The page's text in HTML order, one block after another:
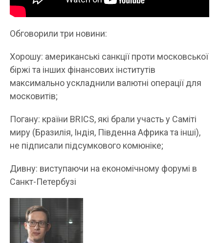
Обговорили три новини:
Хорошу: американські санкції проти московської
біржі та інших фінансових інститутів
максимально ускладнили валютні операції для
московитів;
Погану: країни BRICS, які брали участь у Саміті
миру (Бразилія, Індія, Південна Африка та інші),
не підписали підсумкового комюніке;
Дивну: виступаючи на економічному форумі в
Санкт-Петербузі